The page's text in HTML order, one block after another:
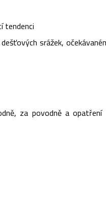
tendenci
srážek,
za povodně a opatření